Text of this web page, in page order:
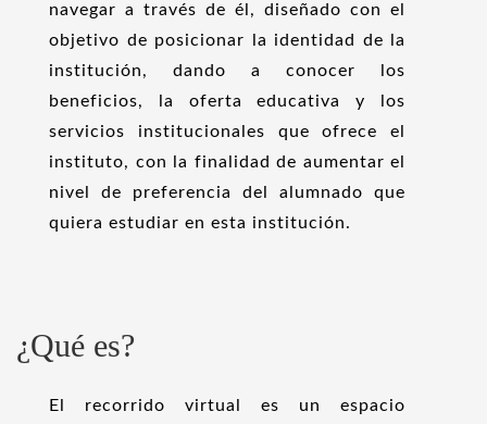
navegar a través de él, diseñado con el
objetivo de posicionar la identidad de la
institución, dando a conocer los
beneficios, la oferta educativa y los
servicios institucionales que ofrece el
instituto, con la finalidad de aumentar el
nivel de preferencia del alumnado que
quiera estudiar en esta institución.
¿Qué es?
El recorrido virtual es un espacio